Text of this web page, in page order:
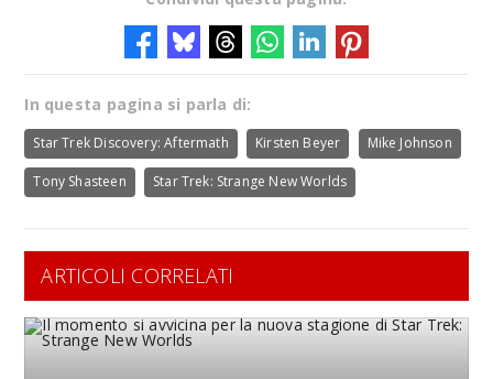
In questa pagina si parla di:
Star Trek Discovery: Aftermath Kirsten Beyer Mike Johnson
Tony Shasteen Star Trek: Strange New Worlds
ARTICOLI CORRELATI